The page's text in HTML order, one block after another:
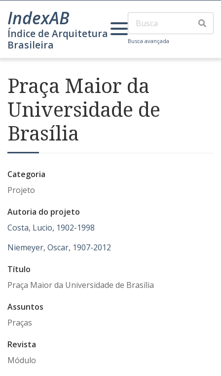
IndexAB
Índice de Arquitetura
Brasileira
Busca avançada
Praça Maior da
Universidade de
Brasília
Categoria
Projeto
Autoria do projeto
Costa, Lucio, 1902-1998
Niemeyer, Oscar, 1907-2012
Título
Praça Maior da Universidade de Brasília
Assuntos
Praças
Revista
Módulo